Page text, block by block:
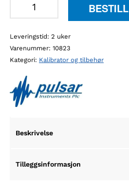
til
NoisePen
antall
BESTILL
Leveringstid: 2 uker
Varenummer: 10823
Kategori: Kalibrator og tilbehør
Beskrivelse
Tilleggsinformasjon